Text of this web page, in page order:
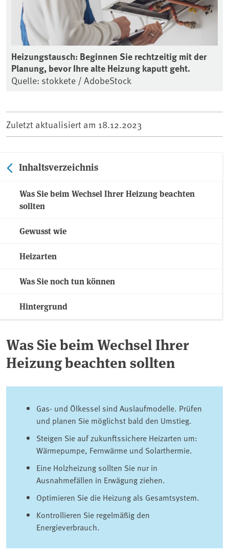
Heizungstausch: Beginnen Sie rechtzeitig mit der
Planung, bevor Ihre alte Heizung kaputt geht.
Quelle: stokkete / AdobeStock
Zuletzt aktualisiert am 18.12.2023
Inhaltsverzeichnis
Was Sie beim Wechsel Ihrer Heizung beachten
sollten
Gewusst wie
Heizarten
Was Sie noch tun können
Hintergrund
Was Sie beim Wechsel Ihrer
Heizung beachten sollten
Gas- und Ölkessel sind Auslaufmodelle. Prüfen
und planen Sie möglichst bald den Umstieg.
Steigen Sie auf zukunftssichere Heizarten um:
Wärmepumpe, Fernwärme und Solarthermie.
Eine Holzheizung sollten Sie nur in
Ausnahmefällen in Erwägung ziehen.
Optimieren Sie die Heizung als Gesamtsystem.
Kontrollieren Sie regelmäßig den
Energieverbrauch.